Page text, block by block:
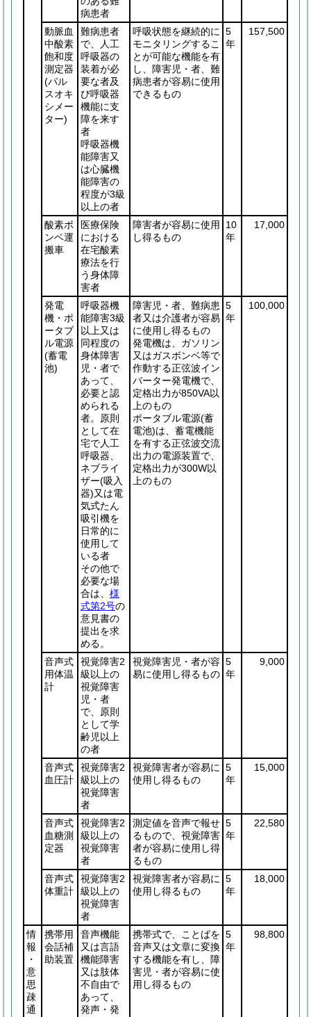
病患者
動脈血
中酸素
飽和度
測定器
(パル
スオキ
シメー
ター)
難病患者
で、人工
呼吸器の
装着が必
要な者及
び呼吸器
機能に支
障を来す
者
呼吸器機
能障害又
は心臓機
能障害の
程度が3級
以上の者
呼吸状態を継続的に
モニタリングするこ
とが可能な機能を有
し、障害児・者、難
病患者が容易に使用
できるもの
5
年
157,500
酸素ボ
ンベ運
搬車
医療保険
における
在宅酸素
療法を行
う身体障
害者
障害者が容易に使用
し得るもの
10
年
17,000
発電
機・ポ
ータブ
ル電源
(蓄電
池)
呼吸器機
能障害3級
以上又は
同程度の
身体障害
児・者で
あって、
必要と認
められる
者。原則
として在
宅で人工
呼吸器、
ネブライ
ザー(吸入
器)又は電
気式たん
吸引機を
日常的に
使用して
いる者
その他で
必要な場
合は、 様
式第2号の
意見書の
提出を求
める。
障害児・者、難病患
者又は介護者が容易
に使用し得るもの
発電機は、ガソリン
又はガスボンベ等で
作動する正弦波イン
バーター発電機で、
定格出力が850VA以
上のもの
ポータブル電源(蓄
電池)は、蓄電機能
を有する正弦波交流
出力の電源装置で、
定格出力が300W以
上のもの
5
年
100,000
音声式
用体温
計
視覚障害2
級以上の
視覚障害
児・者
で、原則
として学
齢児以上
の者
視覚障害児・者が容
易に使用し得るもの
5
年
9,000
音声式
血圧計
視覚障害2
級以上の
視覚障害
者
視覚障害者が容易に
使用し得るもの
5
年
15,000
音声式
血糖測
定器
視覚障害2
級以上の
視覚障害
者
測定値を音声で報せ
るもので、視覚障害
者が容易に使用し得
るもの
5
年
22,580
音声式
体重計
視覚障害2
級以上の
視覚障害
者
視覚障害者が容易に
使用し得るもの
5
年
18,000
情
報
・
意
思
疎
通
携帯用
会話補
助装置
音声機能
又は言語
機能障害
又は肢体
不自由で
あって、
発声・発
携帯式で、ことばを
音声又は文章に変換
する機能を有し、障
害児・者が容易に使
用し得るもの
5
年
98,800